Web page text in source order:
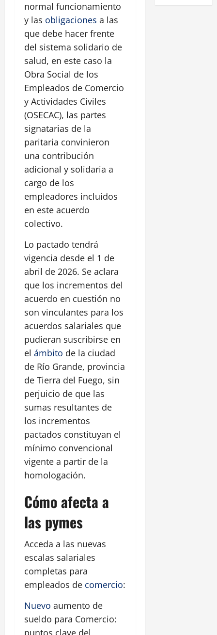
normal funcionamiento
y las obligaciones a las
que debe hacer frente
del sistema solidario de
salud, en este caso la
Obra Social de los
Empleados de Comercio
y Actividades Civiles
(OSECAC), las partes
signatarias de la
paritaria convinieron
una contribución
adicional y solidaria a
cargo de los
empleadores incluidos
en este acuerdo
colectivo.
Lo pactado tendrá
vigencia desde el 1 de
abril de 2026. Se aclara
que los incrementos del
acuerdo en cuestión no
son vinculantes para los
acuerdos salariales que
pudieran suscribirse en
el ámbito de la ciudad
de Río Grande, provincia
de Tierra del Fuego, sin
perjuicio de que las
sumas resultantes de
los incrementos
pactados constituyan el
mínimo convencional
vigente a partir de la
homologación.
Cómo afecta a
las pymes
Acceda a las nuevas
escalas salariales
completas para
empleados de comercio:
Nuevo aumento de
sueldo para Comercio: